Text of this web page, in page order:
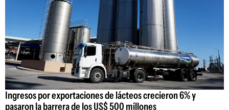
Ingresos por exportaciones de lácteos crecieron 6% y
pasaron la barrera de los US$ 500 millones